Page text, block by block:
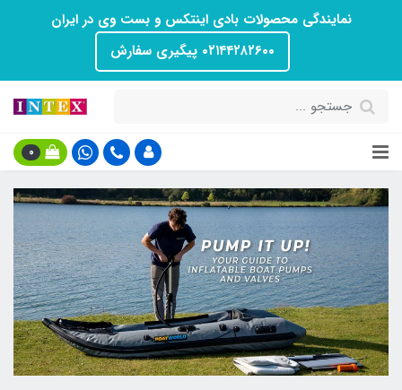
نمایندگی محصولات بادی اینتکس و بست وی در ایران
۰۲۱۴۴۲۸۲۶۰۰ پیگیری سفارش
0